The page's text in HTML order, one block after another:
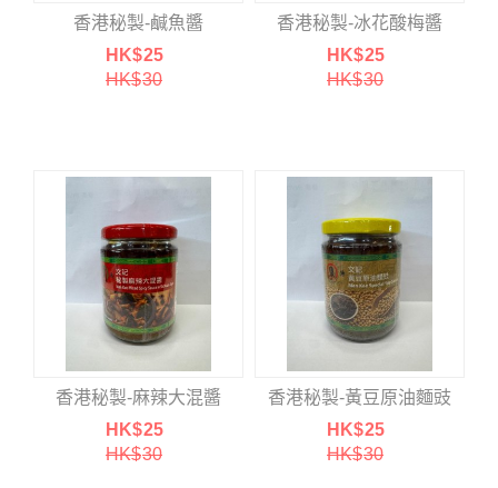
香港秘製-鹹魚醬
HK$25
HK$30
香港秘製-冰花酸梅醬
HK$25
HK$30
香港秘製-麻辣大混醬
HK$25
HK$30
香港秘製-黃豆原油麵豉
HK$25
HK$30